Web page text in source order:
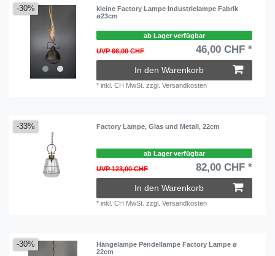
-30%
kleine Factory Lampe Industrielampe Fabrik
ø23cm
ab Lager verfügbar
UVP 66,00 CHF 46,00 CHF *
In den Warenkorb
*inkl. CH MwSt. zzgl.Versandkosten
-33% Factory Lampe, Glas und Metall, 22cm
ab Lager verfügbar
UVP 123,00 CHF 82,00 CHF *
In den Warenkorb
*inkl. CH MwSt. zzgl.Versandkosten
-30%
Hängelampe Pendellampe Factory Lampe ø
22cm